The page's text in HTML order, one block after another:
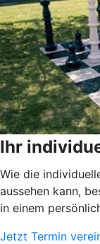
Ihr
Wie die
aussehen kann,
in einem
Jetzt Termin